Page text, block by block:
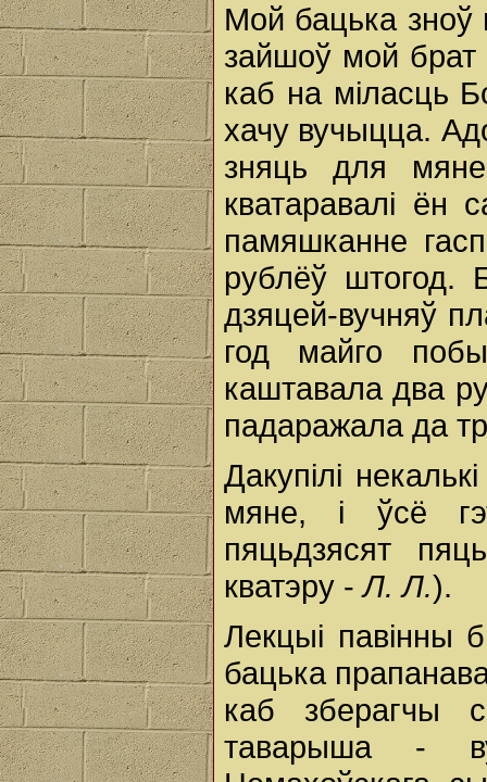
Мой бацька зноў
зайшоў мой брат
каб на міласць
хачу вучыцца.
зняць для
кватаравалі ён
памяшканне
рублёў штогод.
дзяцей-вучняў
год майго
каштавала два
падаражала да
Дакупілі
мяне, і ўсё
пяцьдзясят
кватэру -Л. Л.).
Лекцыі павінны
бацька
каб зберагчы
таварыша -